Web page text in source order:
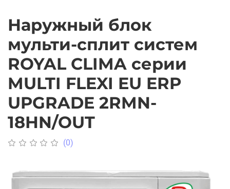
Наружный блок
мульти-сплит систем
ROYAL CLIMA серии
MULTI FLEXI EU ERP
UPGRADE 2RMN-
18HN/OUT
(0)